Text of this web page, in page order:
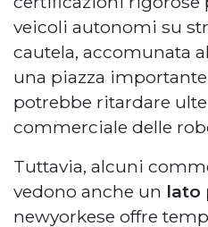
veicoli autonomi su
cautela, accomunata
una piazza
potrebbe ritardare
commerciale delle
Tuttavia, alcuni
vedono anche un lato
newyorkese offre